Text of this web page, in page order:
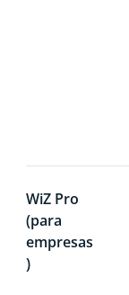
WiZ Pro
(para
empresas
)